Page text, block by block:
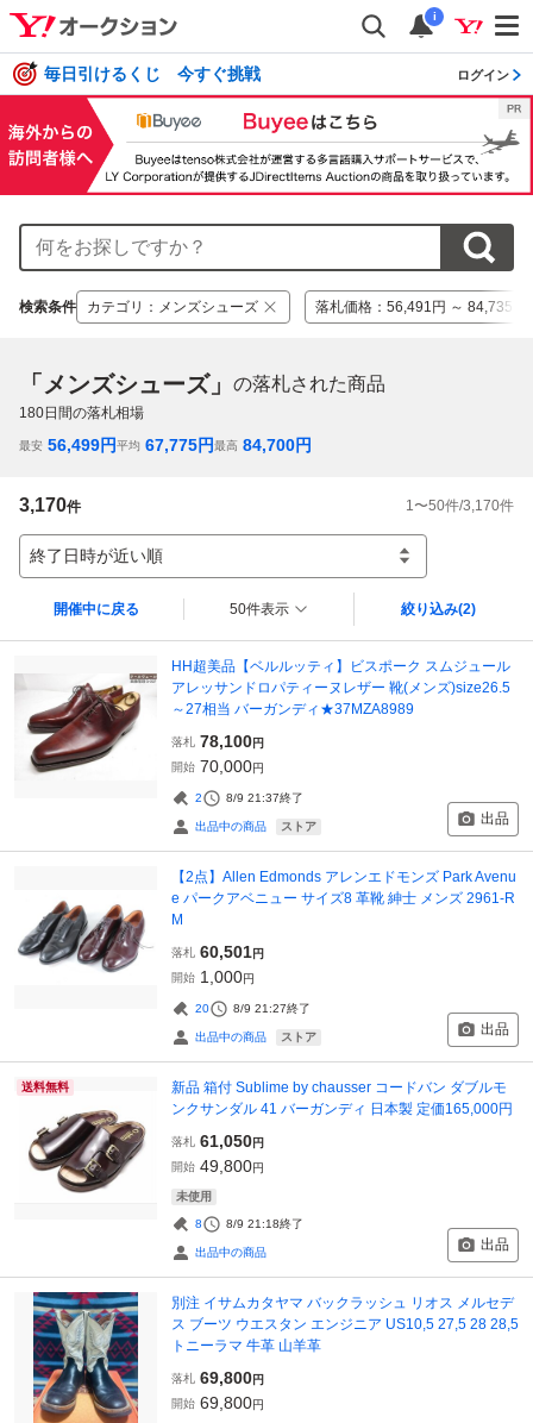
i
毎日引けるくじ 今すぐ挑戦 ログイン
検索条件 カテゴリ ： メンズシューズ 落札価格 ： 56,491円 ～ 84,735円
「メンズシューズ」 の落札された商品
180日間の落札相場
最安 56,499円平均 67,775円最高 84,700円
3,170件 1 〜50件/3,170件
終了日時が近い順
開催中に戻る 50件表示 絞り込み(2)
HH超美品【ベルルッティ】ビスポーク スムジュール
アレッサンドロパティーヌレザー 靴(メンズ)size26.5
～27相当 バーガンディ★37MZA8989
落札 78,100円
開始 70,000円
2 8/9 21:37終了
出品中の商品 ストア 出品
【2点】Allen Edmonds アレンエドモンズ Park Avenu
e パークアベニュー サイズ8 革靴 紳士 メンズ 2961-R
M
落札 60,501円
開始 1,000円
20 8/9 21:27終了
出品中の商品 ストア 出品
送料無料
新品 箱付 Sublime by chausser コードバン ダブルモ
ンクサンダル 41 バーガンディ 日本製 定価165,000円
落札 61,050円
開始 49,800円
未使用
8 8/9 21:18終了
出品中の商品 出品
別注 イサムカタヤマ バックラッシュ リオス メルセデ
ス ブーツ ウエスタン エンジニア US10,5 27,5 28 28,5
トニーラマ 牛革 山羊革
落札 69,800円
開始 69,800円